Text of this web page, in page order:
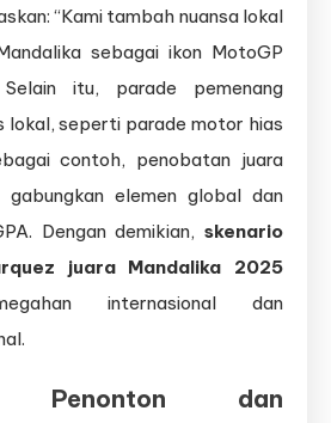
“Kami tambah nuansa lokal
sebagai ikon MotoGP
Selain itu, parade pemenang
lokal, seperti parade motor hias
contoh, penobatan juara
elemen global dan
Dengan demikian, skenario
juara Mandalika 2025
internasional dan
Penonton dan